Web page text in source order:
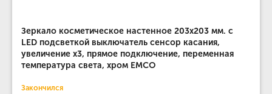
Зеркало косметическое настенное 203х203 мм. с
LED подсветкой выключатель сенсор касания,
увеличение х3, прямое подключение, переменная
температура света, хром EMCO
Закончился